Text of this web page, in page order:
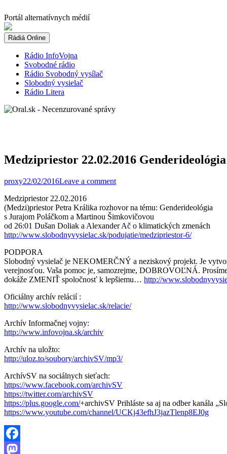
to
content
Portál alternatívnych médií
Rádiá Online
Rádio InfoVojna
Svobodné rádio
Rádio Svobodný vysílač
Slobodný vysielač
Rádio Litera
Medzipriestor 22.02.2016
proxy22/02/2016Leave a comment
Medzipriestor 22.02.2016
(Medzi)priestor Petra Králika rozhovor na tému: Genderideológia
s Jurajom Poláčkom a Martinou Šimkovičovou
od 26:01 Dušan Doliak a Alexander Ač o klimatických zmenách
http://www.slobodnyvysielac.sk/podujatie/medzipriestor-6/
PODPORA
Slobodný vysielač je NEKOMERČNÝ a neziskový projekt. Je
verejnosťou. Vaša pomoc je, samozrejme, DOBROVOĽNÁ.
dokáže ZMENIŤ spoločnosť k lepšiemu… http://
Oficiálny archív relácií :
http://www.slobodnyvysielac.sk/relacie/
Archív Informačnej vojny:
http://www.infovojna.sk/archiv
Archív na uložto:
http://uloz.to/soubory/archivSV/mp3/
ArchívSV na sociálnych sieťach:
https://www.facebook.com/archivSV
https://twitter.com/archivSV
https://plus.google.com/+archivSV Prihláste sa aj na odber kanála
https://www.youtube.com/channel/UCKj43efhJ3jazTlenp8EJ0g
Facebook